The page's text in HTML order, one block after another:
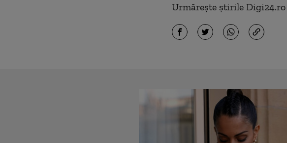
Urmărește știrile Digi24.ro